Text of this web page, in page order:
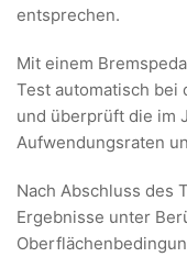
entsprechen.
Mit einem
Test automatisch bei
und überprüft die im
Aufwendungsraten
Nach Abschluss des
Ergebnisse unter